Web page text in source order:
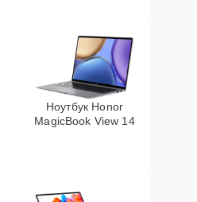
Ноутбук Honor
MagicBook View 14